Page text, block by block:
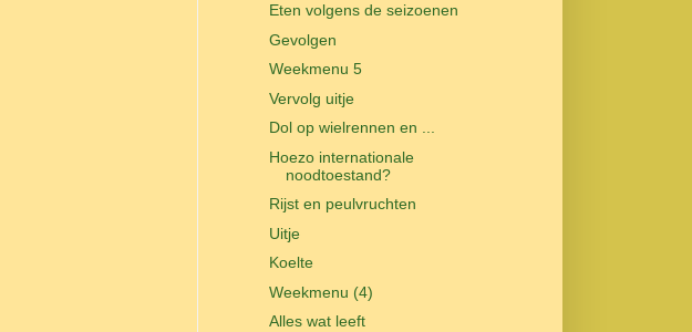
Eten volgens de seizoenen
Gevolgen
Weekmenu 5
Vervolg uitje
Dol op wielrennen en ...
Hoezo internationale
noodtoestand?
Rijst en peulvruchten
Uitje
Koelte
Weekmenu (4)
Alles wat leeft